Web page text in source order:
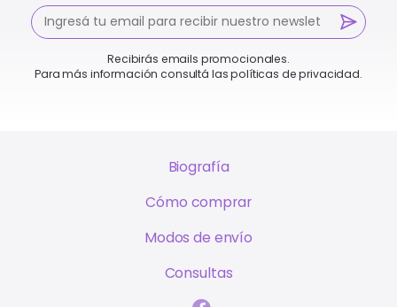
Recibirás emails promocionales.
Para más información consultá las políticas de privacidad.
Biografía
Cómo comprar
Modos de envío
Consultas